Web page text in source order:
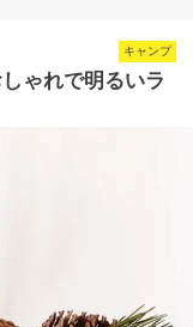
キャンプ
ゃれで明るいラ